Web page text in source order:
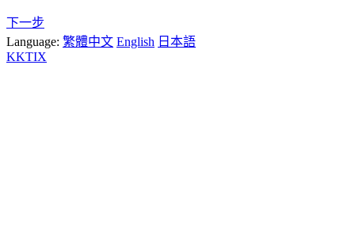
下一步
Language: 繁體中文 English 日本語
KKTIX